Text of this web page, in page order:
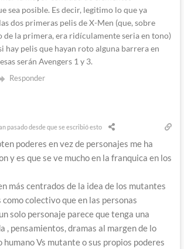
sea posible. Es decir, legitimo lo que ya
dos primeras pelis de X-Men (que, sobre
de la primera, era ridículamente seria en tono)
hay pelis que hayan roto alguna barrera en
serán Avengers 1 y 3.
Responder
pasado desde que se escribió esto
poderes en vez de personajes me ha
y es que se ve mucho en la franquica en los
más centrados de la idea de los mutantes
colectivo que en las personas
solo personaje parece que tenga una
, pensamientos, dramas al margen de lo
humano Vs mutante o sus propios poderes